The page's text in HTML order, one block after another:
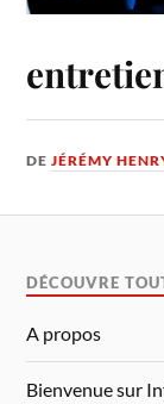
DEJÉRÉMY
DÉCOUVRE
A propos
Bienvenue sur